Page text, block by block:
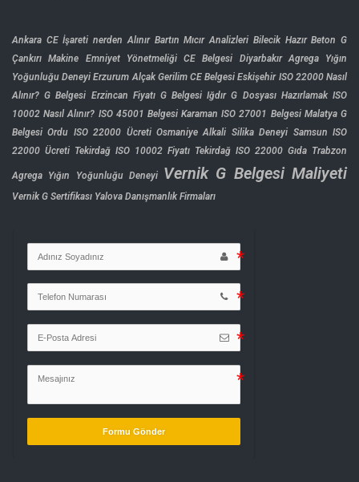
Ankara CE İşareti nerden Alınır Bartın Mıcır Analizleri Bilecik Hazır Beton G
Çankırı Makine Emniyet Yönetmeliği CE Belgesi
Diyarbakır Agrega Yığın
Yoğunluğu Deneyi Erzurum Alçak Gerilim CE Belgesi Eskişehir ISO 22000 Nasıl
Alınır? G Belgesi Erzincan Fiyatı G Belgesi Iğdır G Dosyası Hazırlamak ISO
10002 Nasıl Alınır? ISO 45001 Belgesi Karaman ISO 27001 Belgesi Malatya G
Belgesi Ordu ISO 22000 Ücreti Osmaniye Alkali Silika Deneyi Samsun ISO
22000 Ücreti Tekirdağ ISO 10002 Fiyatı Tekirdağ ISO 22000 Gıda Trabzon
Agrega Yığın Yoğunluğu Deneyi Vernik G Belgesi Maliyeti
Vernik G Sertifikası Yalova Danışmanlık Firmaları
Formu Gönder